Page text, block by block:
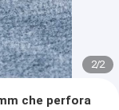
2/2
che perfora